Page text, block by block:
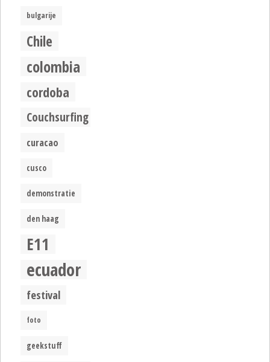
bulgarije
Chile
colombia
cordoba
Couchsurfing
curacao
cusco
demonstratie
den haag
E11
ecuador
festival
foto
geekstuff